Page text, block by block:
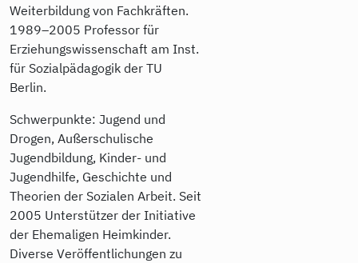
Weiterbildung von Fachkräften.
1989–2005 Professor für
Erziehungswissenschaft am Inst.
für Sozialpädagogik der TU
Berlin.
Schwerpunkte: Jugend und
Drogen, Außerschulische
Jugendbildung, Kinder- und
Jugendhilfe, Geschichte und
Theorien der Sozialen Arbeit. Seit
2005 Unterstützer der Initiative
der Ehemaligen Heimkinder.
Diverse Veröffentlichungen zu